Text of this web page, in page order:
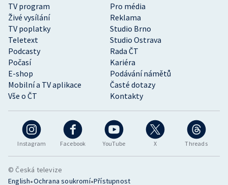
Instagram Facebook YouTube X Threads
TV program
Pro média
Živé vysílání
Reklama
TV poplatky
Studio Brno
Teletext
Studio Ostrava
Podcasty
Rada ČT
Počasí
Kariéra
E-shop
Podávání námětů
Mobilní a TV aplikace
Časté dotazy
Vše o ČT
Kontakty
© Česká televize
English•Ochrana soukromí•Přístupnost